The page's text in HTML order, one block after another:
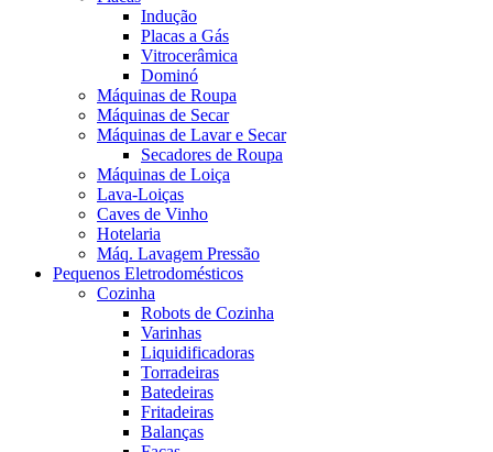
Indução
Placas a Gás
Vitrocerâmica
Dominó
Máquinas de Roupa
Máquinas de Secar
Máquinas de Lavar e Secar
Secadores de Roupa
Máquinas de Loiça
Lava-Loiças
Caves de Vinho
Hotelaria
Máq. Lavagem Pressão
Pequenos Eletrodomésticos
Cozinha
Robots de Cozinha
Varinhas
Liquidificadoras
Torradeiras
Batedeiras
Fritadeiras
Balanças